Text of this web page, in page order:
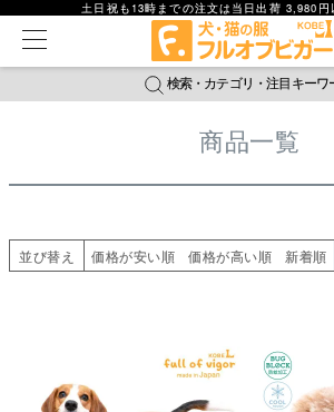
土日祝も13時までの注文は当日出荷 3,980円
検索・カテゴリ・注目キーワ
＼注目ワード／
ジャージ 防蚊 腹巻 撥水レイン
新作アイテム
在庫なし商品を表示しない
商品番号
並び順
価格が高い順
レビュー数順
商品一覧
価格が安い順
価格が高い順
レビュー順
キーワードヒット順
検索
並び替え 価格が安い順 価格が高い順 新着順